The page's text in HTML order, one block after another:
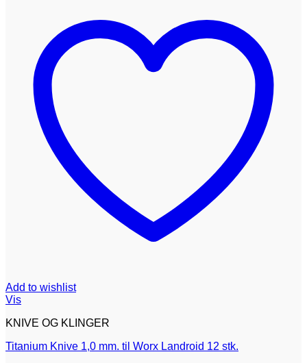
Add to wishlist
Vis
KNIVE OG KLINGER
Titanium Knive 1,0 mm. til Worx Landroid 12 stk.